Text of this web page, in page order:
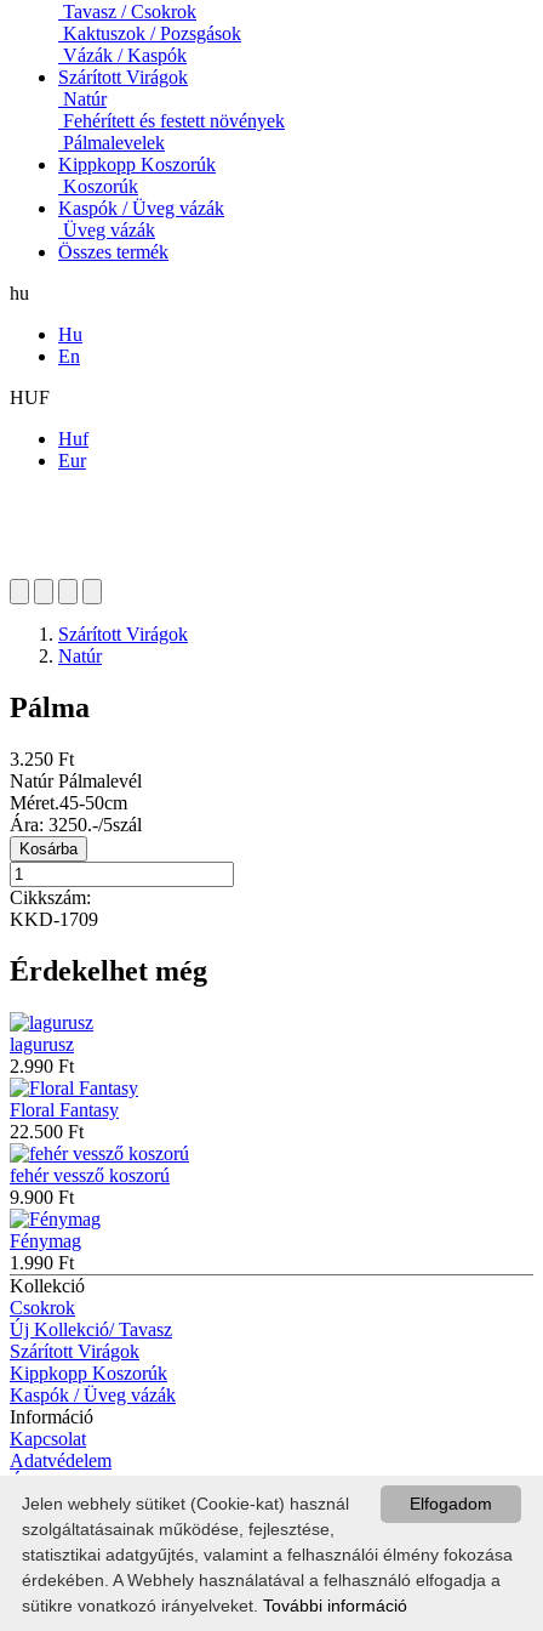
Tavasz / Csokrok
Kaktuszok / Pozsgások
Vázák / Kaspók
Szárított Virágok
Natúr
Fehérített és festett növények
Pálmalevelek
Kippkopp Koszorúk
Koszorúk
Kaspók / Üveg vázák
Üveg vázák
Összes termék
hu
Hu
En
HUF
Huf
Eur
Szárított Virágok
Natúr
Pálma
3.250 Ft
Natúr Pálmalevél
Méret.45-50cm
Ára: 3250.-/5szál
Kosárba
Cikkszám:
KKD-1709
Érdekelhet még
lagurusz
2.990 Ft
Floral Fantasy
22.500 Ft
fehér vessző koszorú
9.900 Ft
Fénymag
1.990 Ft
Kollekció
Csokrok
Új Kollekció/ Tavasz
Szárított Virágok
Kippkopp Koszorúk
Kaspók / Üveg vázák
Információ
Kapcsolat
Adatvédelem
Kapcsolat
+36-70-328-99-16
kippkoppdesign@gmail.com
kippkoppdesign.hu
KippKoppDesign. 2018-2026. Minden jog fenntartva.
Elfogadom
Jelen webhely sütiket (Cookie-kat) használ
szolgáltatásainak működése, fejlesztése,
statisztikai adatgyűjtés, valamint a felhasználói élmény fokozása
érdekében. A Webhely használatával a felhasználó elfogadja a
sütikre vonatkozó irányelveket. További információ